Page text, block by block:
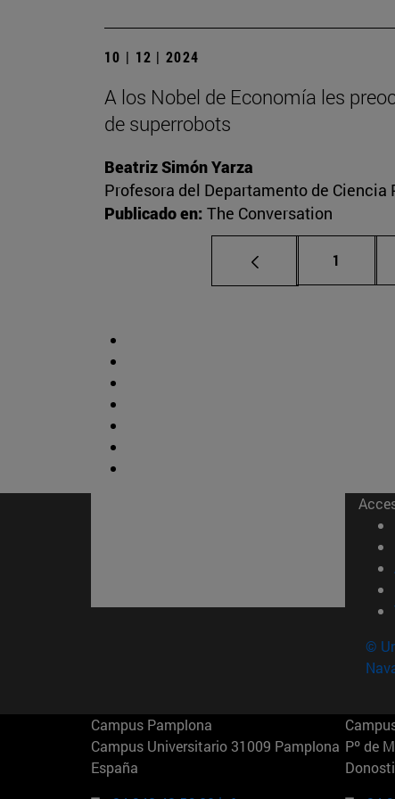
10 | 12 | 2024
A los Nobel de Economía les
de superrobots
Beatriz Simón Yarza
Profesora del Departamento de
Publicado en: The Conversation
Página
1
©
Campus Pamplona
Campus Universitario 31009 Pamplona
España
Pº de